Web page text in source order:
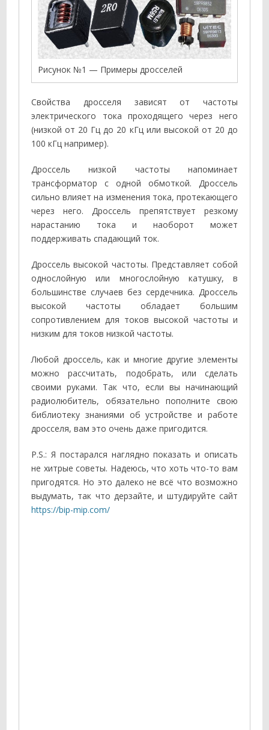
Рисунок №1 — Примеры дросселей
Свойства дросселя зависят от частоты
электрического тока проходящего через него
(низкой от 20 Гц до 20 кГц или высокой от 20 до
100 кГц например).
Дроссель низкой частоты напоминает
трансформатор с одной обмоткой. Дроссель
сильно влияет на изменения тока, протекающего
через него. Дроссель препятствует резкому
нарастанию тока и наоборот может
поддерживать спадающий ток.
Дроссель высокой частоты. Представляет собой
однослойную или многослойную катушку, в
большинстве случаев без сердечника. Дроссель
высокой частоты обладает большим
сопротивлением для токов высокой частоты и
низким для токов низкой частоты.
Любой дроссель, как и многие другие элементы
можно рассчитать, подобрать, или сделать
своими руками. Так что, если вы начинающий
радиолюбитель, обязательно пополните свою
библиотеку знаниями об устройстве и работе
дросселя, вам это очень даже пригодится.
P.S.: Я постарался наглядно показать и описать
не хитрые советы. Надеюсь, что хоть что-то вам
пригодятся. Но это далеко не всё что возможно
выдумать, так что дерзайте, и штудируйте сайт
https://bip-mip.com/